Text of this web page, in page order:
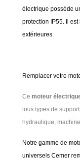
électrique possède
protection IP55. Il
extérieures.
Remplacer votre
Ce moteur
tous types de
hydraulique,
Notre gamme de
universels Cemer